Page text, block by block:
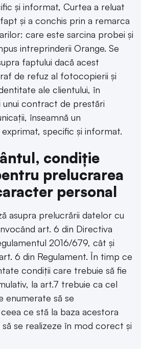
și informat, Curtea a reluat
și a conchis prin a remarca
care este sarcina probei și
intreprinderii Orange. Se
faptului dacă acest
de refuz al fotocopierii și
ale clientului, în
contract de prestări
înseamnă un
specific și informat.
condiție
prelucrarea
personal
asupra prelucrării datelor cu
art. 6 din Directiva
2016/679, cât și
6 din Regulament. În timp ce
condiții care trebuie să fie
la art.7 trebuie ca cel
enumerate să se
ce stă la baza acestora
se realizeze în mod corect și